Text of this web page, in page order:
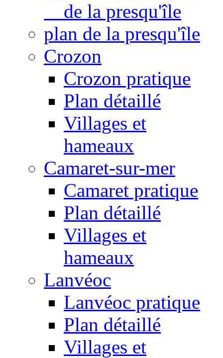
de la presqu'île
plan de la presqu'île
Crozon
Crozon pratique
Plan détaillé
Villages et
hameaux
Camaret-sur-mer
Camaret pratique
Plan détaillé
Villages et
hameaux
Lanvéoc
Lanvéoc pratique
Plan détaillé
Villages et